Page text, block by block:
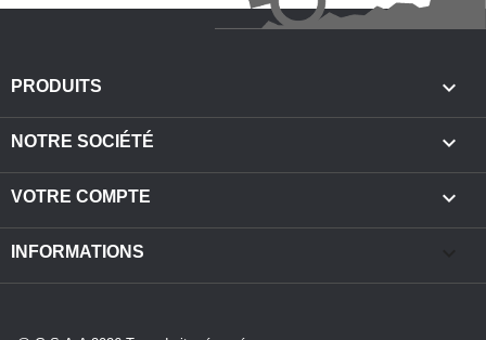
PRODUITS 
NOTRE SOCIÉTÉ 
VOTRE COMPTE 
INFORMATIONS